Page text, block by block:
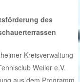
des
Kreisverwaltung
Weiler e.V.
aus dem Programm